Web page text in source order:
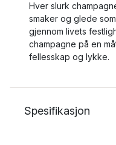
Hver slurk
smaker og glede
gjennom livets
champagne på en
fellesskap og lykke.
Spesifikasjon